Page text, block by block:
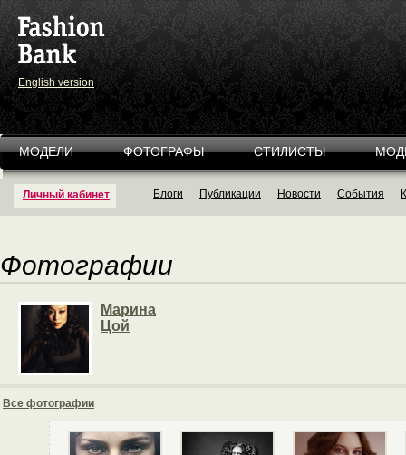
English version
Личный кабинет
МОДЕЛИ ФОТОГРАФЫ СТИЛИСТЫ
Блоги Публикации Новости События
Фотографии
Марина
Цой
Все фотографии